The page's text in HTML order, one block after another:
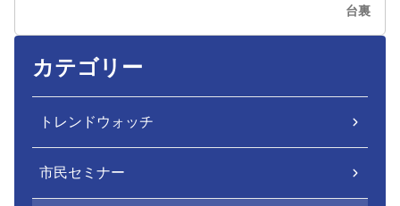
台裏
カテゴリー
トレンドウォッチ
市民セミナー